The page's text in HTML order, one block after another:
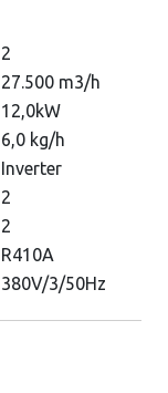
2
27.500 m3/h
12,0kW
6,0 kg/h
Inverter
2
2
R410A
380V/3/50Hz